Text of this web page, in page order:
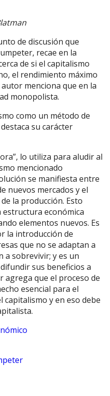
de discusión que
recae en la
de si el capitalismo
el rendimiento máximo
menciona que en la
monopolista.
como un método de
su carácter
lo utiliza para aludir al
mencionado
se manifiesta entre
nuevos mercados y el
la producción. Esto
estructura económica
elementos nuevos. Es
la introducción de
que no se adaptan a
a sobrevivir; y es un
sus beneficios a
agrega que el proceso de
esencial para el
capitalismo y en eso debe